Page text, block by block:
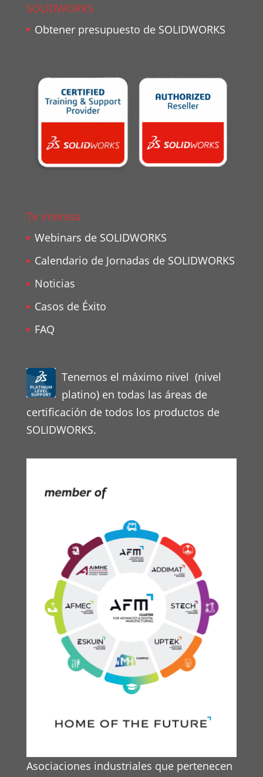
SOLIDWORKS
Obtener presupuesto de SOLIDWORKS
Te interesa
Webinars de SOLIDWORKS
Calendario de Jornadas de SOLIDWORKS
Noticias
Casos de Éxito
FAQ
Tenemos el máximo nivel (nivel
platino) en todas las áreas de
certificación de todos los productos de
SOLIDWORKS.
Asociaciones industriales que pertenecen